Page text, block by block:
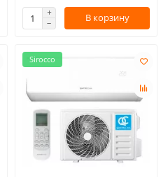
В корзину
Sirocco